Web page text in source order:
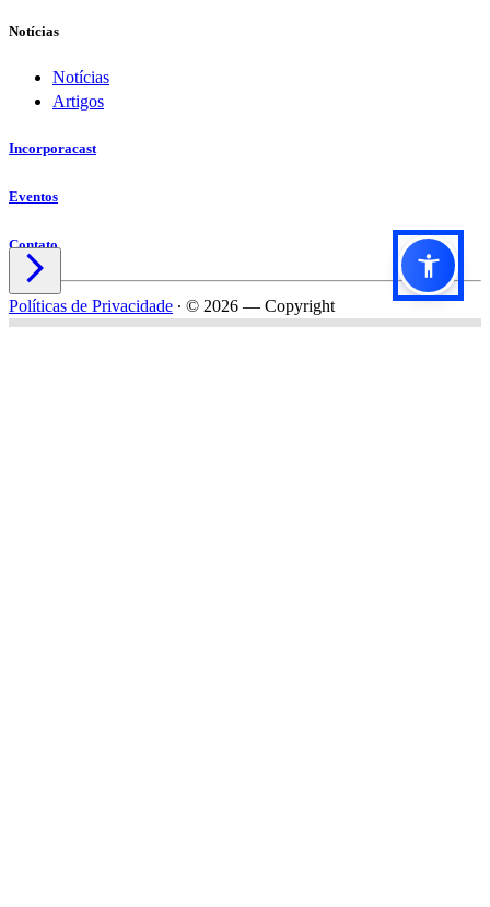
Notícias
Notícias
Artigos
Incorporacast
Eventos
Contato

Políticas de Privacidade ∙ © 2026 — Copyright